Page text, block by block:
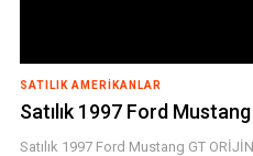
SATILIK AMERIKANLAR
Satılık 1997 Ford
Satılık 1997 Ford Mustang GT